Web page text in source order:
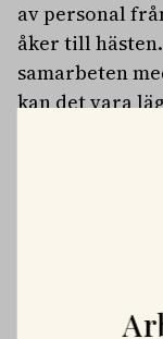
av personal
åker till
samarbeten
kan det vara